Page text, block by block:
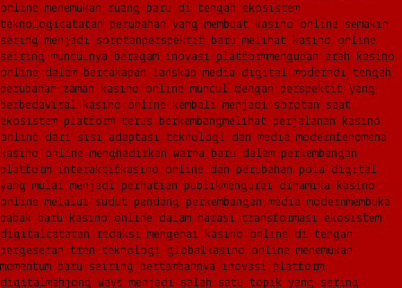
online menemukan ruang baru di tengah ekosistem
teknologicatatan perubahan yang membuat kasino online semakin
sering menjadi sorotanperspektif baru melihat kasino online
seiring munculnya beragam inovasi platformmengubah arah kasino
online dalam bercakapan lanskap media digital moderndi tengah
perubahan zaman kasino online muncul dengan perspektif yang
berbedaviral kasino online kembali menjadi sorotan saat
ekosistem platform terus berkembangmelihat perjalanan kasino
online dari sisi adaptasi teknologi dan media modernfenomena
kasino online menghadirkan warna baru dalam perkembangan
platform interaktif kasino online dan perubahan pola digital
yang mulai menjadi perhatian publikmengurai dinamika kasino
online melalui sudut pandang perkembangan media modernmembuka
babak baru kasino online dalam narasi transformasi ekosistem
digitalcatatan redaksi mengenai kasino online di tengah
pergeseran tren teknologi global kasino online menemukan
momentum baru seiring bertambahnya inovasi platform
digitalmahjong ways menjadi salah satu topik yang sering